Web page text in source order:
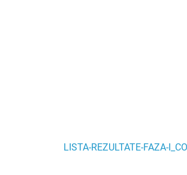
LISTA-REZULTATE-FAZA-